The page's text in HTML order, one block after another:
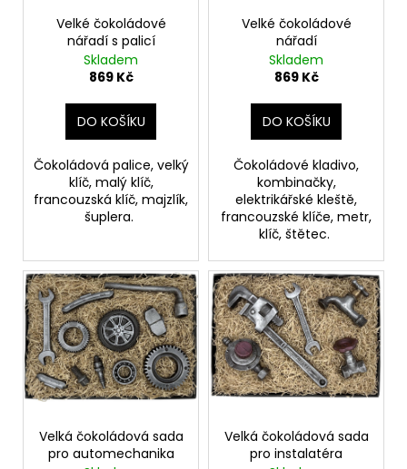
Velké čokoládové
nářadí s palicí
Skladem
869 Kč
DO KOŠÍKU
Čokoládová palice, velký
klíč, malý klíč,
francouzská klíč, majzlík,
šuplera.
Velké čokoládové
nářadí
Skladem
869 Kč
DO KOŠÍKU
Čokoládové kladivo,
kombinačky,
elektrikářské kleště,
francouzské klíče, metr,
klíč, štětec.
Velká čokoládová sada
pro automechanika
Velká čokoládová sada
pro instalatéra